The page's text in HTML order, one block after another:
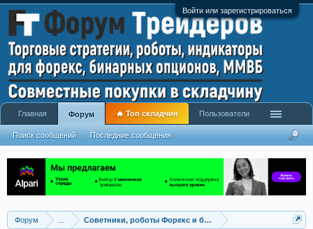
Войти или зарегистрироваться
Форум Советники, роботы Форекс и бинарных опционов
Главная Форум
Поиск сообщений Последние сообщения
🔥 Топ складчин Пользователи